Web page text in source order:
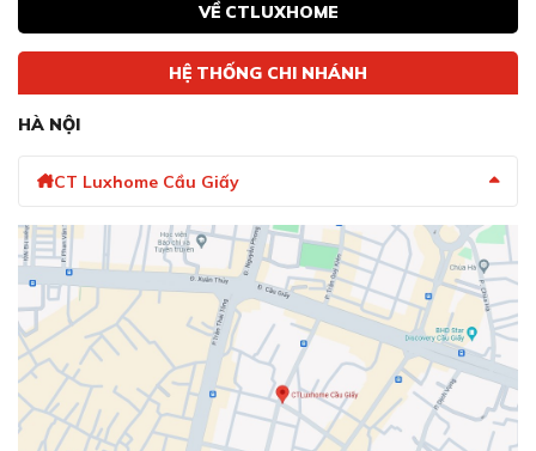
VỀ CTLUXHOME
HỆ THỐNG CHI NHÁNH
HÀ NỘI
CT Luxhome Cầu Giấy